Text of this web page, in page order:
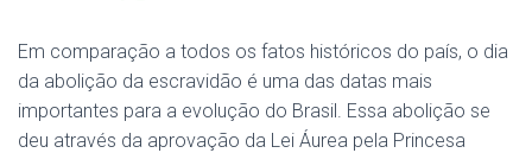
Em comparação a todos os fatos históricos do país, o dia
da abolição da escravidão é uma das datas mais
importantes para a evolução do Brasil. Essa abolição se
deu através da aprovação da Lei Áurea pela Princesa